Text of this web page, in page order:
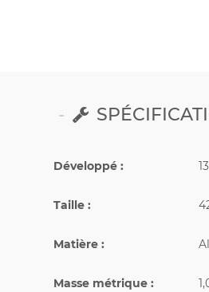
Développé :
Taille :
Matière :
Masse métrique :